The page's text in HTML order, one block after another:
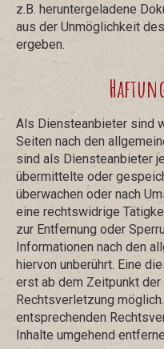
z.B. heruntergeladene
aus der Unmöglichkeit
ergeben.
Als Diensteanbieter sind
Seiten nach den
sind als Diensteanbieter
übermittelte oder
überwachen oder nach
eine rechtswidrige
zur Entfernung oder
Informationen nach den
hiervon unberührt. Eine
erst ab dem Zeitpunkt
Rechtsverletzung
entsprechenden
Inhalte umgehend